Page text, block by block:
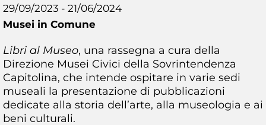
29/09/2023 - 21/06/2024
Musei in Comune
Libri al Museo, una rassegna a cura della
Direzione Musei Civici della Sovrintendenza
Capitolina, che intende ospitare in varie sedi
museali la presentazione di pubblicazioni
dedicate alla storia dell’arte, alla museologia e ai
beni culturali.